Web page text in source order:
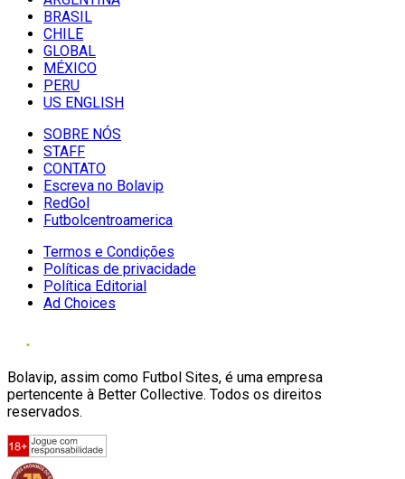
BRASIL
CHILE
GLOBAL
MÉXICO
PERU
US ENGLISH
SOBRE NÓS
STAFF
CONTATO
Escreva no Bolavip
RedGol
Futbolcentroamerica
Termos e Condições
Políticas de privacidade
Política Editorial
Ad Choices
Bolavip, assim como Futbol Sites, é uma empresa
pertencente à Better Collective. Todos os direitos
reservados.